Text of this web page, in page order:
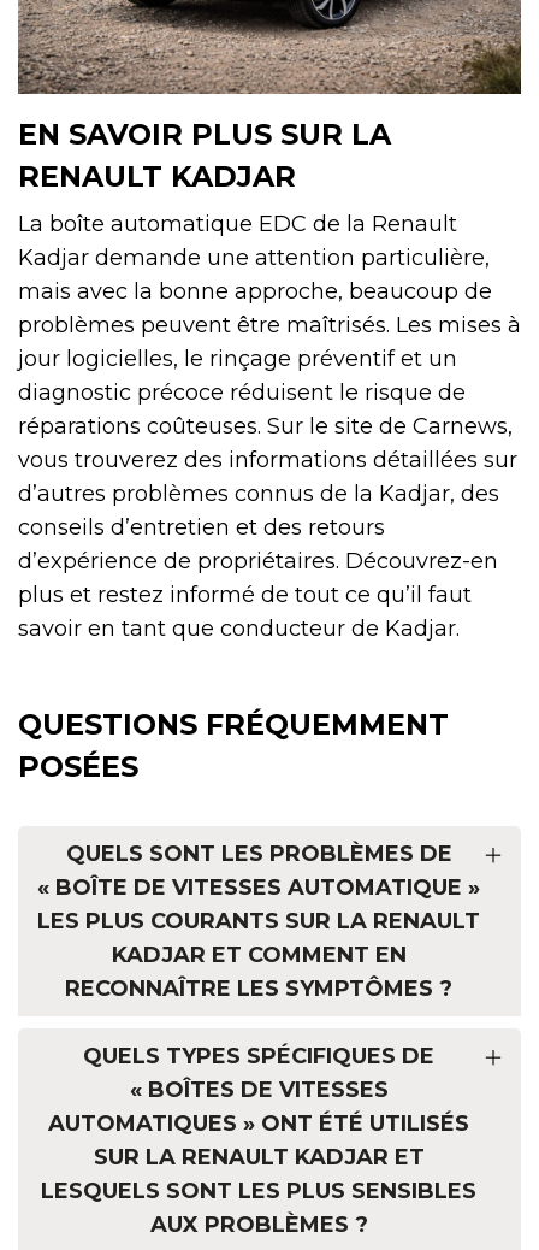
EN SAVOIR PLUS SUR LA
RENAULT KADJAR
La boîte automatique EDC de la Renault
Kadjar demande une attention particulière,
mais avec la bonne approche, beaucoup de
problèmes peuvent être maîtrisés. Les mises à
jour logicielles, le rinçage préventif et un
diagnostic précoce réduisent le risque de
réparations coûteuses. Sur le site de Carnews,
vous trouverez des informations détaillées sur
d’autres problèmes connus de la Kadjar, des
conseils d’entretien et des retours
d’expérience de propriétaires. Découvrez-en
plus et restez informé de tout ce qu’il faut
savoir en tant que conducteur de Kadjar.
QUESTIONS FRÉQUEMMENT
POSÉES
QUELS SONT LES PROBLÈMES DE
« BOÎTE DE VITESSES AUTOMATIQUE »
LES PLUS COURANTS SUR LA RENAULT
KADJAR ET COMMENT EN
RECONNAÎTRE LES SYMPTÔMES ?
QUELS TYPES SPÉCIFIQUES DE
« BOÎTES DE VITESSES
AUTOMATIQUES » ONT ÉTÉ UTILISÉS
SUR LA RENAULT KADJAR ET
LESQUELS SONT LES PLUS SENSIBLES
AUX PROBLÈMES ?